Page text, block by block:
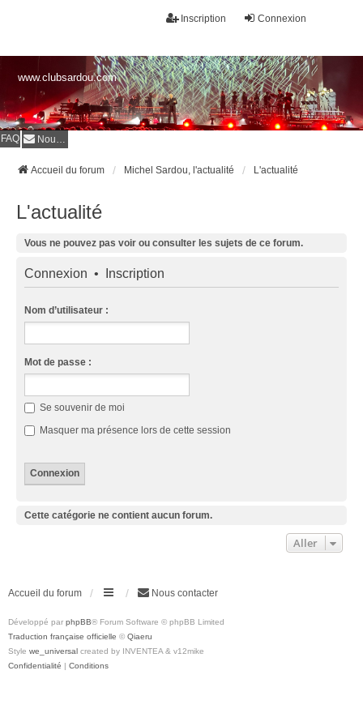
Connexion
Inscription
www.clubsardou.com
FAQ Nous contacter
Accueil du forum Michel Sardou, l'actualité L'actualité
L'actualité
Vous ne pouvez pas voir ou consulter les sujets de ce forum.
Connexion • Inscription
Nom d’utilisateur :
Mot de passe :
Se souvenir de moi
Masquer ma présence lors de cette session
Cette catégorie ne contient aucun forum.
Aller
Accueil du forum Nous contacter
Développé par phpBB® Forum Software © phpBB Limited
Traduction française officielle © Qiaeru
Style we_universal created by INVENTEA & v12mike
Confidentialité | Conditions